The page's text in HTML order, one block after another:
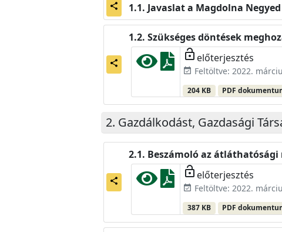
share Javaslat a Magdolna
share
Szükséges döntések
lock_open előterjesztés
event_available Feltöltve: 2022.
204 KB PDF
Gazdálkodást, Gazdasági
share
Beszámoló az
lock_open előterjesztés
event_available Feltöltve: 2022.
387 KB PDF